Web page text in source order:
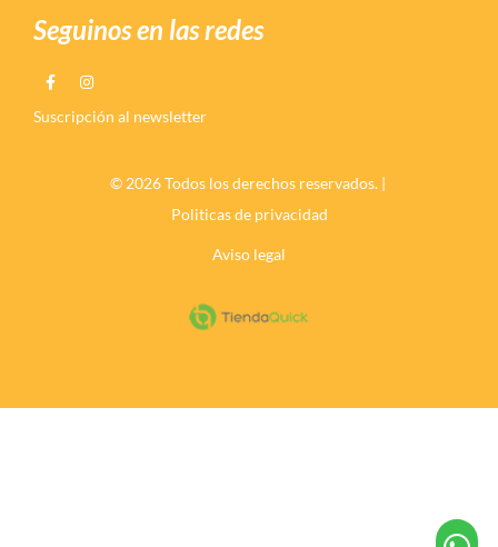
Seguinos en las redes
Suscripción al newsletter
© 2026 Todos los derechos reservados. |
Politicas de privacidad
Aviso legal